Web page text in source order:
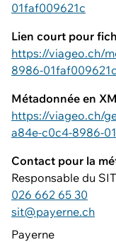
01faf009621c
Lien court pour
https://viageo.ch/
8986-01faf009621c
Métadonnée en
https://viageo.ch/
a84e-c0c4-8986-
Contact pour la
Responsable du SIT
026 662 65 30
sit@payerne.ch
Payerne